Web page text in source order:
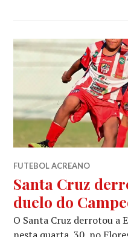
FUTEBOL ACREANO
Santa Cruz
duelo do
O Santa Cruz derrotou a